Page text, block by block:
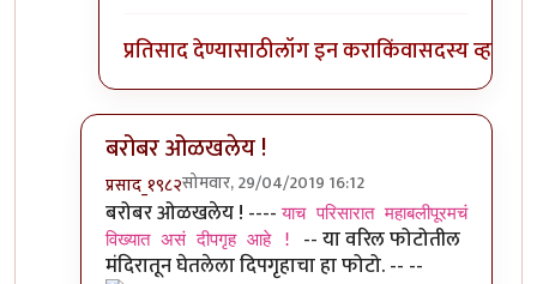
प्रतिसाद देण्यासाठीलॉग इन कराकिंवासदस्य व्हा
बरोबर ओळखलेय !
प्रसाद_१९८२सोमवार, 29/04/2019 16:12
In reply toबहुधा महाबलीपूरम (तामिळनाडू)byचौथा
बरोबर ओळखलेय ! ----याच परिसारात महाबलीपूरमचं
विख्यात असं दीपगृह आहे ! -- या वरिल फोटोतील
मंदिरातून घेतलेला दिपगृहाचा हा फोटो. -- --